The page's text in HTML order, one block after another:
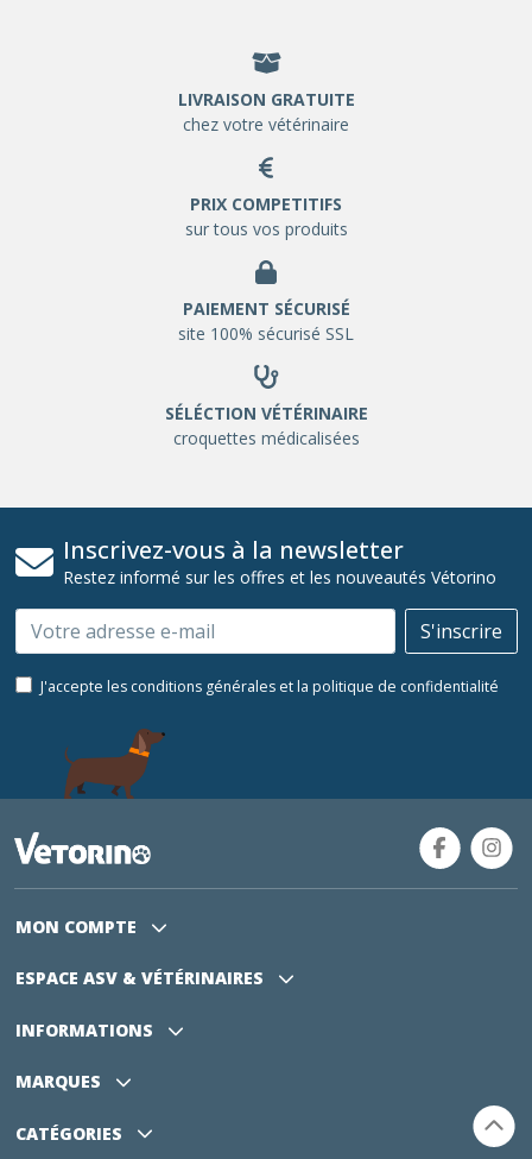
LIVRAISON GRATUITE
chez votre vétérinaire
PRIX COMPETITIFS
sur tous vos produits
PAIEMENT SÉCURISÉ
site 100% sécurisé SSL
SÉLÉCTION VÉTÉRINAIRE
croquettes médicalisées
Inscrivez-vous à la newsletter
Restez informé sur les offres et les nouveautés Vétorino
Email S'inscrire
J'accepte les conditions générales et la politique de confidentialité
MON COMPTE
ESPACE ASV & VÉTÉRINAIRES
INFORMATIONS
MARQUES
CATÉGORIES